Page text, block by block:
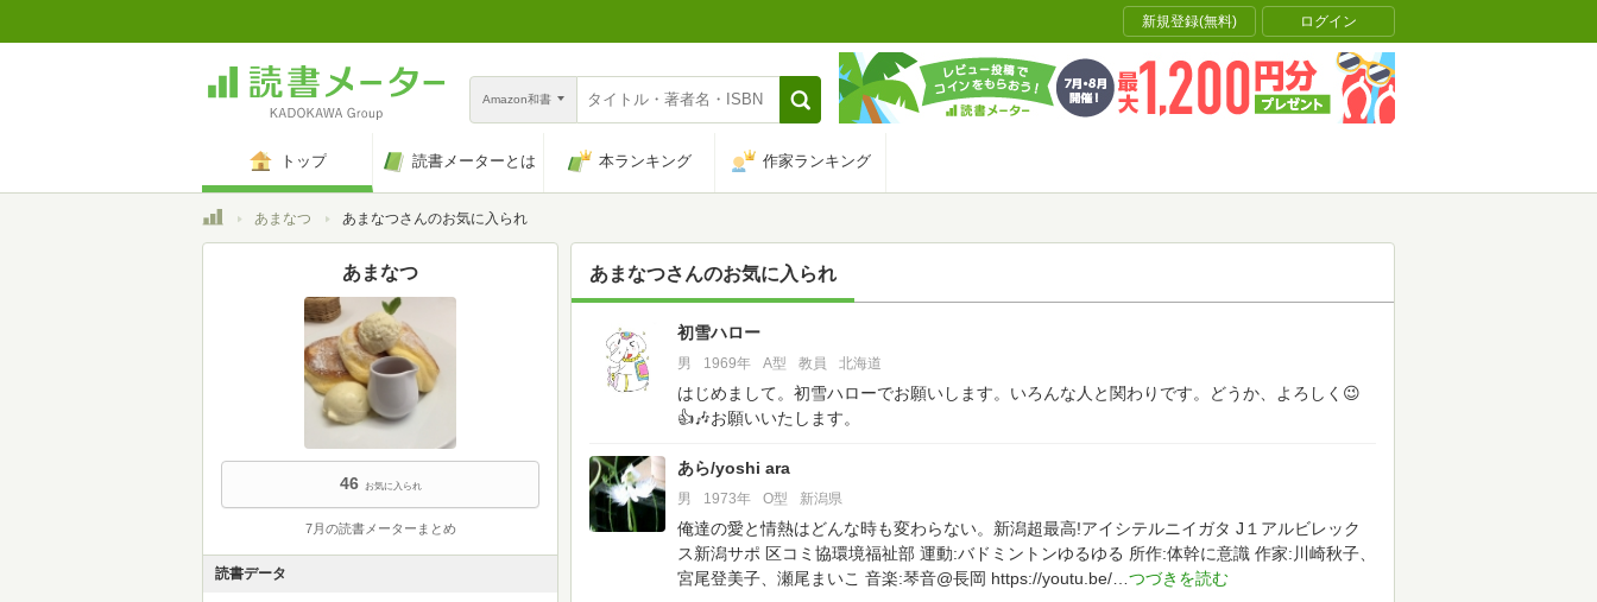
新規登録(無料) ログイン
Amazon和書
トップ 読書メーターとは 本ランキング 作家ランキング
トップあまなつ あまなつさんのお気に入られ
あまなつさんのお気に入られ
46 初雪ハロー
男 1969年 A型 教員 北海道
はじめまして。初雪ハローでお願いします。いろんな人と関わりです。どうか、よろしく😉
👍🎶お願いいたします。
あら/yoshi ara
男 1973年 O型 新潟県
俺達の愛と情熱はどんな時も変わらない。新潟超最高!アイシテルニイガタ J１アルビレック
ス新潟サポ 区コミ協環境福祉部 運動:バドミントンゆるゆる 所作:体幹に意識 作家:川崎秋子、
宮尾登美子、瀬尾まいこ 音楽:琴音@長岡 https://youtu.be/
あまなつ
46 お気に入られ
7月の読書メーターまとめ
読書データ